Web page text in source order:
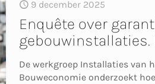
9 december 2025
Enquête over
gebouwinstallaties.
De werkgroep Installaties van
Bouweconomie onderzoekt